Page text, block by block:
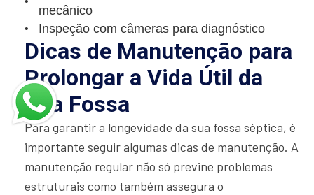
mecânico
Inspeção com câmeras para diagnóstico
Dicas de Manutenção para
Prolongar a Vida Útil da
Sua Fossa
Para garantir a longevidade da sua fossa séptica, é
importante seguir algumas dicas de manutenção. A
manutenção regular não só previne problemas
estruturais como também assegura o